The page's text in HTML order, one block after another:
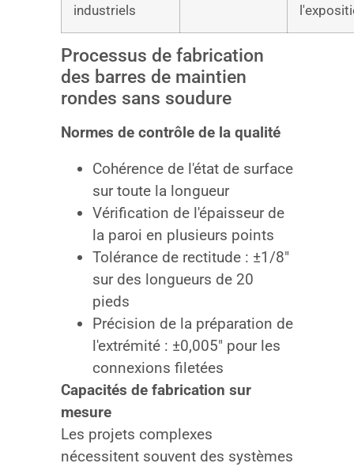
industriels
Processus de fabrication
des barres de maintien
rondes sans soudure
Normes de contrôle de la qualité
Cohérence de l'état de surface
sur toute la longueur
Vérification de l'épaisseur de
la paroi en plusieurs points
Tolérance de rectitude : ±1/8″
sur des longueurs de 20
pieds
Précision de la préparation de
l'extrémité : ±0,005″ pour les
connexions filetées
Capacités de fabrication sur
mesure
Les projets complexes
nécessitent souvent des systèmes